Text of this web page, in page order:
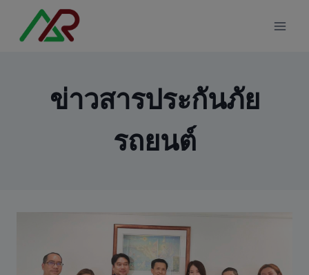
content
ข่าวสารประกันภัย
รถยนต์